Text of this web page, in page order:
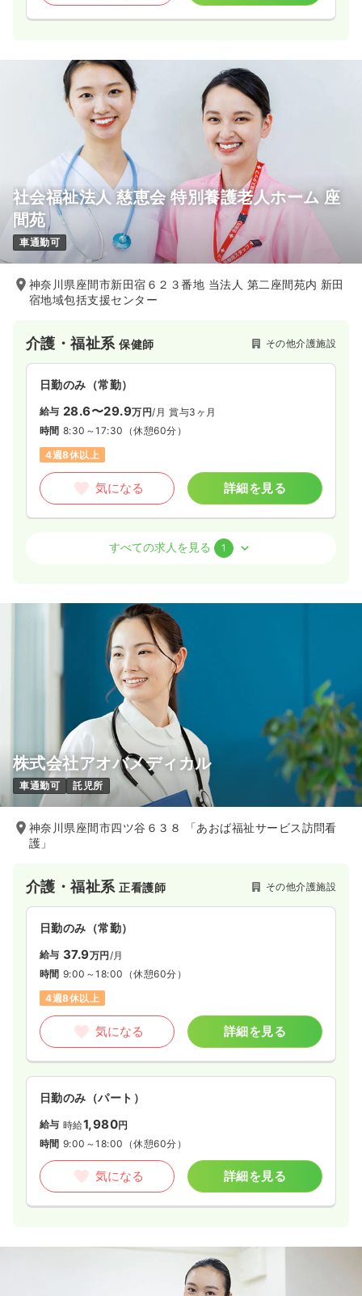
社会福祉法人 慈恵会 特別養護老人ホーム 座
間苑
車通勤可
神奈川県座間市新田宿６２３番地 当法人 第二座間苑内 新田
宿地域包括支援センター
介護・福祉系保健師 その他介護施設
日勤のみ（常勤）
給与 28.6〜29.9万円/月 賞与3ヶ月
時間 8:30～17:30 （休憩60分）
4週8休以上
気になる 詳細を見る
介護・福祉系正看護師
28.6〜29.9万円/月 賞与3ヶ月
8:30～17:30
（休憩60分）
気になる
すべての求人を見る 1
株式会社アオバメディカル
車通勤可 託児所
神奈川県座間市四ツ谷６３８ 「あおば福祉サービス訪問看
護」
介護・福祉系正看護師 その他介護施設
日勤のみ（常勤）
給与 37.9万円/月
時間 9:00～18:00 （休憩60分）
4週8休以上
気になる 詳細を見る
日勤のみ（パート）
給与 時給1,980円
時間 9:00～18:00 （休憩60分）
気になる 詳細を見る